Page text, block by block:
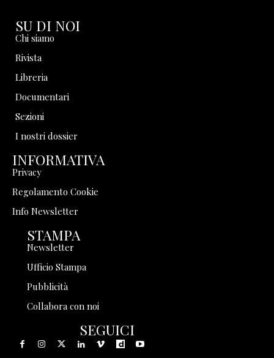
SU DI NOI
Chi siamo
Rivista
Libreria
Documentari
Sezioni
I nostri dossier
INFORMATIVA
Privacy
Regolamento Cookie
Info Newsletter
STAMPA
Newsletter
Ufficio Stampa
Pubblicità
Collabora con noi
SEGUICI